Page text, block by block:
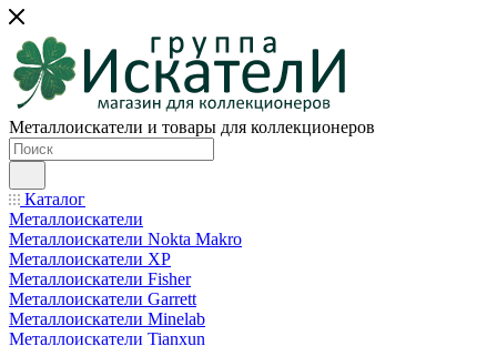
Металлоискатели и товары для коллекционеров
Каталог
Металлоискатели
Металлоискатели Nokta Makro
Металлоискатели XP
Металлоискатели Fisher
Металлоискатели Garrett
Металлоискатели Minelab
Металлоискатели Tianxun